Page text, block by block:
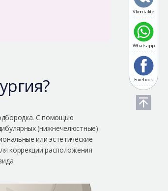
Vkontakte
Whatsapp
Facebook
С помощью
(нижнечелюстные)
или эстетические
коррекции расположения